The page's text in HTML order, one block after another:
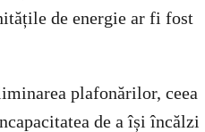
de energie ar fi fost
plafonărilor, ceea
de a își încălzi